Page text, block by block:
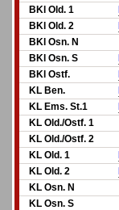
BKl Old. 1
BKl Old. 2
BKl Osn. N
BKl Osn. S
BKl Ostf.
KL Ben.
KL Ems. St.1
KL Old./Ostf. 1
KL Old./Ostf. 2
KL Old. 1
KL Old. 2
KL Osn. N
KL Osn. S